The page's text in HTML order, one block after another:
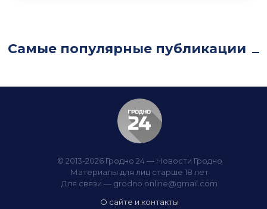
Самые популярные публикации
© 2013-2026 Гродно 24 — Новости Гродно
Материалы для лиц старше 18 лет
Для связи — grodno.online@gmail.com
О сайте и контакты